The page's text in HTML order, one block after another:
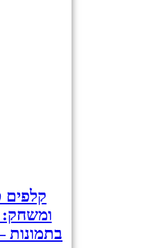
קלפים
ומשחק:
בתמונות